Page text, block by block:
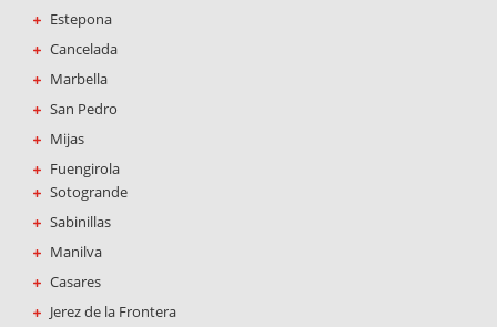
Estepona
Cancelada
Marbella
San Pedro
Mijas
Fuengirola
Sotogrande
Sabinillas
Manilva
Casares
Jerez de la Frontera